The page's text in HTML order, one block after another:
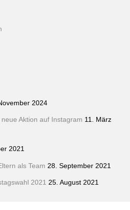
2024
Aktion auf Instagram 11. März
2021
als Team 28. September 2021
2021 25. August 2021